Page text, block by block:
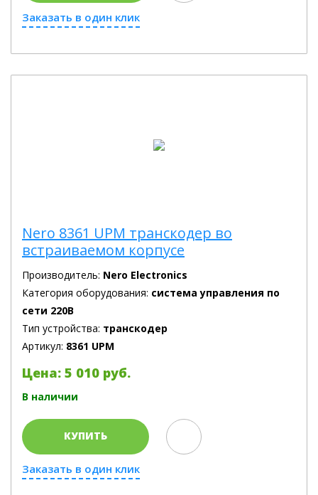
Заказать в один клик
Nero 8361 UPM транскодер во
встраиваемом корпусе
Производитель: Nero Electronics
Категория оборудования: система управления по
сети 220В
Тип устройства: транскодер
Артикул: 8361 UPM
Цена: 5 010 руб.
В наличии
КУПИТЬ
Заказать в один клик